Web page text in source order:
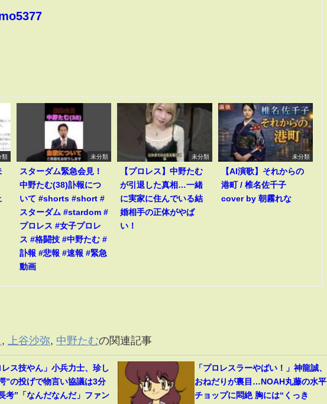
類 未分類
スターダム緊急会見！
中野たむ(38)訃報につ
いて #shorts #short #
スターダム #stardom #
プロレス #女子プロレ
ス #格闘技 #中野たむ #
訃報 #悲報 #速報 #緊急
動画
未分類
【プロレス】中野たむ
が引退した真相…一緒
に実家に住んでいる結
婚相手の正体がやば
い！
未分類
【AI演歌】それからの
港町 / 椎名佐千子
cover by 朝霧れな
, 上谷沙弥, 中野たむの関連記事
レス技やん」小兵力士、珍し
”の投げで物言い協議は3分
考”「なんだなんだ」ファン
「プロレスラーやばい！」神龍誠、
おねだりが裏目…NOAH丸藤の水平
チョップに悶絶 胸には“くっき